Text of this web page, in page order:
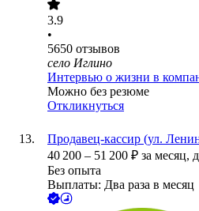
3.9
•
5650 отзывов
село Иглино
Интервью о жизни в
Можно без резюме
Откликнуться
Продавец-кассир (ул.
40 200 – 51 200 ₽ за месяц,
Без опыта
Выплаты: Два раза в месяц